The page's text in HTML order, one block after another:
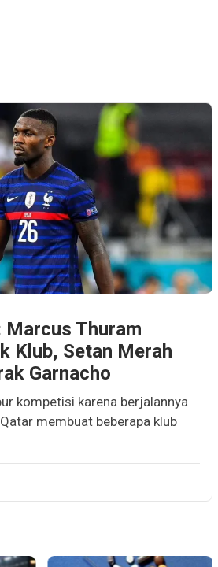
Thuram
Klub, Setan Merah
Garnacho
kompetisi karena berjalannya
membuat beberapa klub